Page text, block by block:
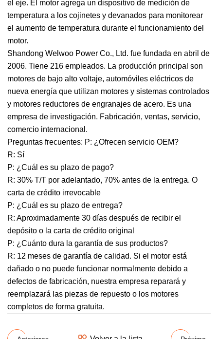
el eje. El motor agrega un dispositivo de medición de
temperatura a los cojinetes y devanados para monitorear
el aumento de temperatura durante el funcionamiento del
motor.
Shandong Welwoo Power Co., Ltd. fue fundada en abril de
2006. Tiene 216 empleados. La producción principal son
motores de bajo alto voltaje, automóviles eléctricos de
nueva energía que utilizan motores y sistemas controlados
y motores reductores de engranajes de acero. Es una
empresa de investigación. Fabricación, ventas, servicio,
comercio internacional.
Preguntas frecuentes: P: ¿Ofrecen servicio OEM?
R: Sí
P: ¿Cuál es su plazo de pago?
R: 30% T/T por adelantado, 70% antes de la entrega. O
carta de crédito irrevocable
P: ¿Cuál es su plazo de entrega?
R: Aproximadamente 30 días después de recibir el
depósito o la carta de crédito original
P: ¿Cuánto dura la garantía de sus productos?
R: 12 meses de garantía de calidad. Si el motor está
dañado o no puede funcionar normalmente debido a
defectos de fabricación, nuestra empresa reparará y
reemplazará las piezas de repuesto o los motores
completos de forma gratuita.